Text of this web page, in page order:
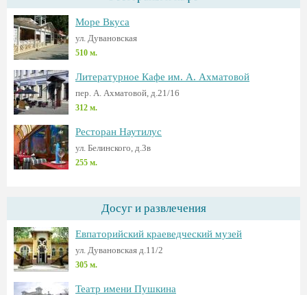
Море Вкуса
ул. Дувановская
510 м.
Литературное Кафе им. А. Ахматовой
пер. А. Ахматовой, д.21/16
312 м.
Ресторан Наутилус
ул. Белинского, д.3в
255 м.
Досуг и развлечения
Евпаторийский краеведческий музей
ул. Дувановская д.11/2
305 м.
Театр имени Пушкина